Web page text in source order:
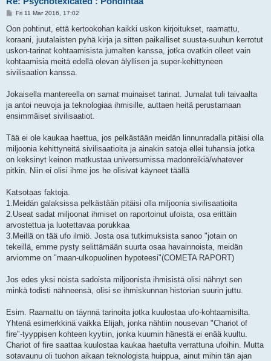
P
s
Fri 11 Mar 2016, 17:02
Oon pohtinut, että kertookohan kaikki uskon kirjoitukset, raamattu,
koraani, juutalaisten pyhä kirja ja sitten paikalliset suusta-suuhun kerrotut
uskon-tarinat kohtaamisista jumalten kanssa, jotka ovatkin olleet vain
kohtaamisia meitä edellä olevan älyllisen ja super-kehittyneen
sivilisaation kanssa.
Jokaisella mantereella on samat muinaiset tarinat. Jumalat tuli taivaalta
ja antoi neuvoja ja teknologiaa ihmisille, auttaen heitä perustamaan
ensimmäiset sivilisaatiot.
Tää ei ole kaukaa haettua, jos pelkästään meidän linnunradalla pitäisi olla
miljoonia kehittyneitä sivilisaatioita ja ainakin satoja ellei tuhansia jotka
on keksinyt keinon matkustaa universumissa madonreikiä/whatever
pitkin. Niin ei olisi ihme jos he olisivat käyneet täällä
Katsotaas faktoja.
1.Meidän galaksissa pelkästään pitäisi olla miljoonia sivilisaatioita
2.Useat sadat miljoonat ihmiset on raportoinut ufoista, osa erittäin
arvostettua ja luotettavaa porukkaa
3.Meillä on tää ufo ilmiö. Josta osa tutkimuksista sanoo "jotain on
tekeillä, emme pysty selittämään suurta osaa havainnoista, meidän
arviomme on "maan-ulkopuolinen hypoteesi"(COMETA RAPORT)
Jos edes yksi noista sadoista miljoonista ihmisistä olisi nähnyt sen
minkä todisti nähneensä, olisi se ihmiskunnan historian suurin juttu.
Esim. Raamattu on täynnä tarinoita jotka kuulostaa ufo-kohtaamisilta.
Yhtenä esimerkkinä vaikka Elijah, jonka nähtiin nousevan "Chariot of
fire"-tyyppisen kohteen kyytiin, jonka kuumin hänestä ei enää kuultu.
Chariot of fire saattaa kuulostaa kaukaa haetulta verrattuna ufoihin. Mutta
sotavaunu oli tuohon aikaan teknologista huippua, ainut mihin tän ajan